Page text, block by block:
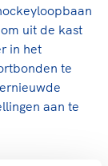
uit de kast
in het
te
aan te